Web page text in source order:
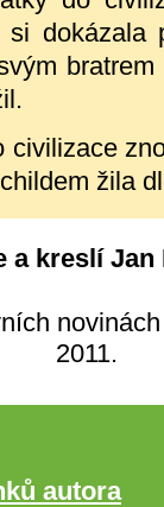
dokázala
civilizace
žila
a kreslí Jan
2011.
autora